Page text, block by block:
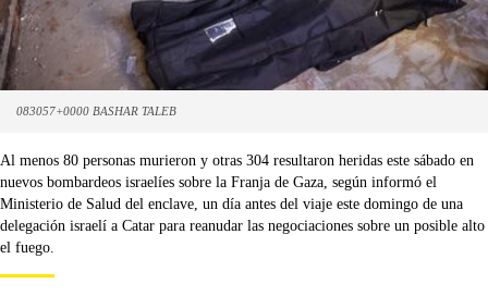
083057+0000 BASHAR TALEB
Al menos 80 personas murieron y otras 304 resultaron heridas este sábado en
nuevos bombardeos israelíes sobre la Franja de Gaza, según informó el
Ministerio de Salud del enclave, un día antes del viaje este domingo de una
delegación israelí a Catar para reanudar las negociaciones sobre un posible alto
el fuego.